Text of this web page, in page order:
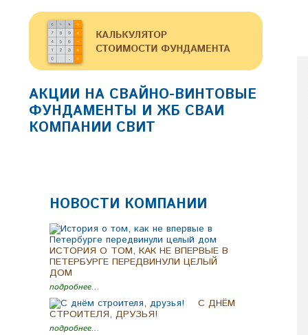
АКЦИИ НА СВАЙНО-ВИНТОВЫЕ
ФУНДАМЕНТЫ И ЖБ СВАИ
КОМПАНИИ СВИТ
НОВОСТИ КОМПАНИИ
ИСТОРИЯ О ТОМ, КАК НЕ ВПЕРВЫЕ В
ПЕТЕРБУРГЕ ПЕРЕДВИНУЛИ ЦЕЛЫЙ
ДОМ
подробнее...
C ДНЁМ
СТРОИТЕЛЯ, ДРУЗЬЯ!
подробнее...